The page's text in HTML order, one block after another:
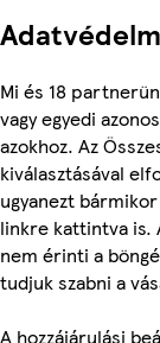
Mi és 18
vagy egyedi
azokhoz. Az
kiválasztásával
ugyanezt
linkre kattintva is.
nem érinti a
tudjuk szabni a
A hozzájárulási